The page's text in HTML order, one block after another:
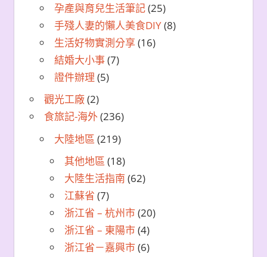
孕產與育兒生活筆記(25)
手殘人妻的懶人美食DIY(8)
生活好物實測分享 (16)
結婚大小事(7)
證件辦理 (5)
觀光工廠(2)
食旅記-海外(236)
大陸地區 (219)
其他地區 (18)
大陸生活指南 (62)
江蘇省 (7)
浙江省 – 杭州市(20)
浙江省 – 東陽市(4)
浙江省－嘉興市(6)